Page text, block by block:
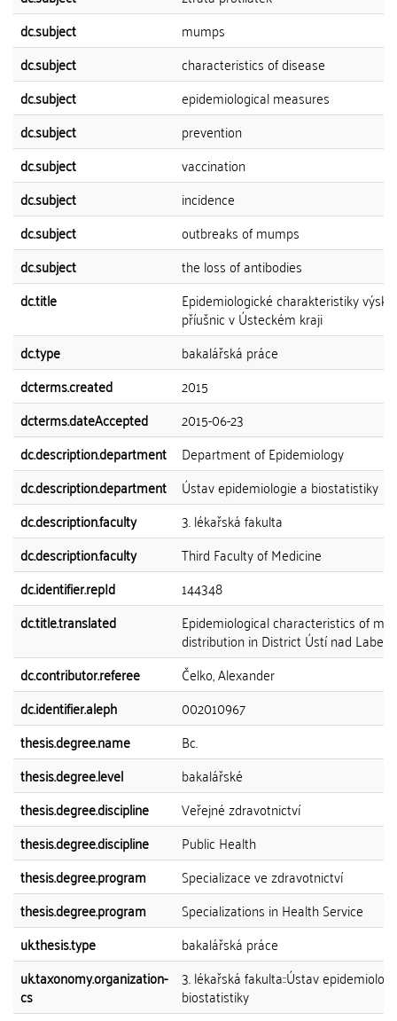
dc.subject
mumps
dc.subject
characteristics of disease
dc.subject
epidemiological measures
dc.subject
prevention
dc.subject
vaccination
dc.subject
incidence
dc.subject
outbreaks of mumps
dc.subject
the loss of antibodies
dc.title
Epidemiologické charakteristiky
příušnic v Ústeckém kraji
dc.type
bakalářská práce
dcterms.created
2015
dcterms.dateAccepted
2015-06-23
dc.description.department
Department of Epidemiology
dc.description.department
Ústav epidemiologie a biostatistiky
dc.description.faculty
3. lékařská fakulta
dc.description.faculty
Third Faculty of Medicine
dc.identifier.repId
144348
dc.title.translated
Epidemiological characteristics of
distribution in District Ústí nad Labem
dc.contributor.referee
Čelko, Alexander
dc.identifier.aleph
002010967
thesis.degree.name
Bc.
thesis.degree.level
bakalářské
thesis.degree.discipline
Veřejné zdravotnictví
thesis.degree.discipline
Public Health
thesis.degree.program
Specializace ve zdravotnictví
thesis.degree.program
Specializations in Health Service
uk.thesis.type
bakalářská práce
uk.taxonomy.organization-
cs
3. lékařská fakulta::Ústav
biostatistiky